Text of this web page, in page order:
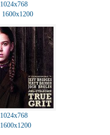
1024x768
1600x1200
1024x768
1600x1200